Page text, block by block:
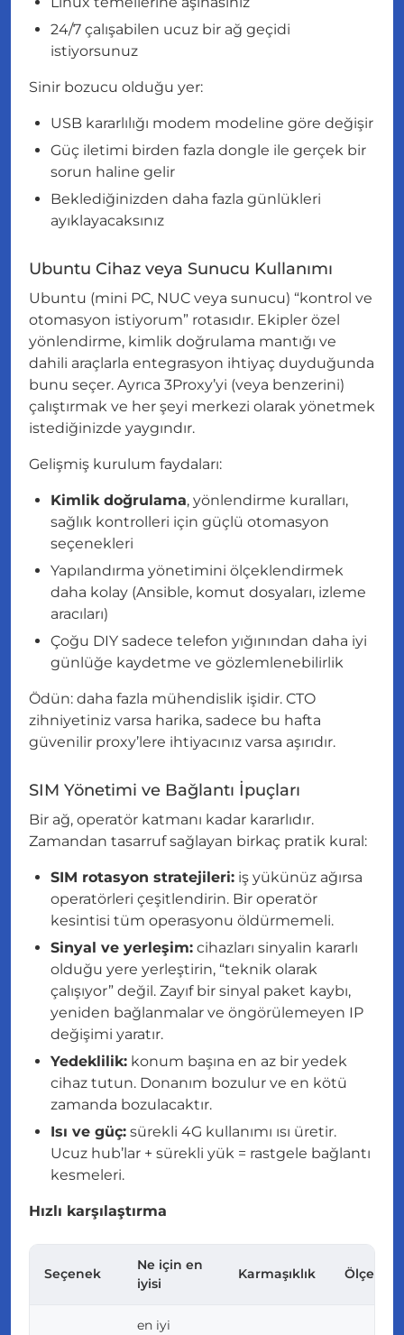
24/7 çalışabilen ucuz bir ağ geçidi
istiyorsunuz
Sinir bozucu olduğu yer:
USB kararlılığı modem modeline göre değişir
Güç iletimi birden fazla dongle ile gerçek bir
sorun haline gelir
Beklediğinizden daha fazla günlükleri
ayıklayacaksınız
Ubuntu Cihaz veya Sunucu Kullanımı
Ubuntu (mini PC, NUC veya sunucu) “kontrol ve
otomasyon istiyorum” rotasıdır. Ekipler özel
yönlendirme, kimlik doğrulama mantığı ve
dahili araçlarla entegrasyon ihtiyaç duyduğunda
bunu seçer. Ayrıca 3Proxy’yi (veya benzerini)
çalıştırmak ve her şeyi merkezi olarak yönetmek
istediğinizde yaygındır.
Gelişmiş kurulum faydaları:
Kimlik doğrulama, yönlendirme kuralları,
sağlık kontrolleri için güçlü otomasyon
seçenekleri
Yapılandırma yönetimini ölçeklendirmek
daha kolay (Ansible, komut dosyaları, izleme
aracıları)
Çoğu DIY sadece telefon yığınından daha iyi
günlüğe kaydetme ve gözlemlenebilirlik
Ödün: daha fazla mühendislik işidir. CTO
zihniyetiniz varsa harika, sadece bu hafta
güvenilir proxy’lere ihtiyacınız varsa aşırıdır.
SIM Yönetimi ve Bağlantı İpuçları
Bir ağ, operatör katmanı kadar kararlıdır.
Zamandan tasarruf sağlayan birkaç pratik kural:
SIM rotasyon stratejileri: iş yükünüz ağırsa
operatörleri çeşitlendirin. Bir operatör
kesintisi tüm operasyonu öldürmemeli.
Sinyal ve yerleşim: cihazları sinyalin kararlı
olduğu yere yerleştirin, “teknik olarak
çalışıyor” değil. Zayıf bir sinyal paket kaybı,
yeniden bağlanmalar ve öngörülemeyen IP
değişimi yaratır.
Yedeklilik: konum başına en az bir yedek
cihaz tutun. Donanım bozulur ve en kötü
zamanda bozulacaktır.
Isı ve güç: sürekli 4G kullanımı ısı üretir.
Ucuz hub’lar + sürekli yük = rastgele bağlantı
kesmeleri.
Hızlı karşılaştırma
Seçenek
Ne için en
iyisi
Karmaşıklık
en iyi